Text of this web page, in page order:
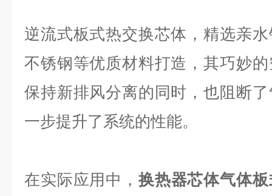
逆流式板式热交换芯体，精选亲
不锈钢等优质材料打造，其巧妙
保持新排风分离的同时，也阻断
一步提升了系统的性能。
在实际应用中， 换热器芯体气体